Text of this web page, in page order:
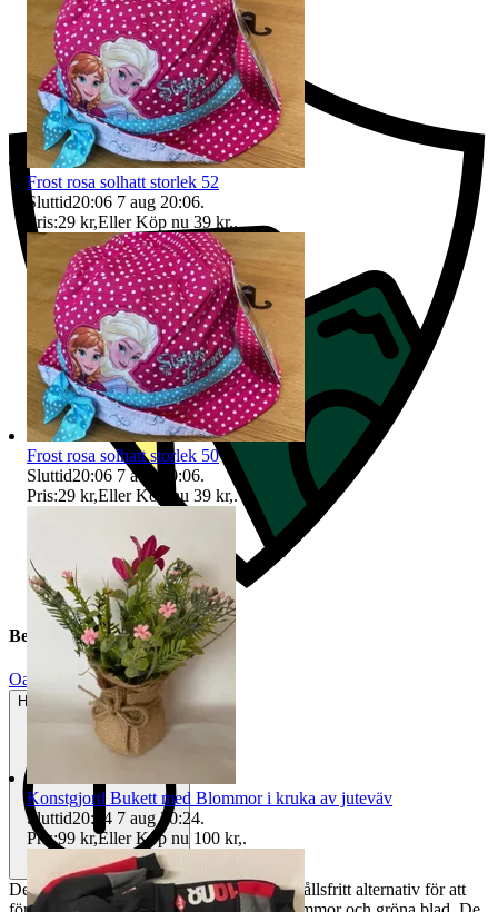
Ersättning om du inte får din vara
Beskrivning
Oanvänt
Helt ny och aldrig använd
Dessa konstgjorda anemoner är ett underhållsfritt alternativ för att
Frost rosa solhatt storlek 52
Sluttid20:06 7 aug 20:06.
Pris:29 kr,Eller Köp nu 39 kr,.
Frost rosa solhatt storlek 50
Sluttid20:06 7 aug 20:06.
Pris:29 kr,Eller Köp nu 39 kr,.
Konstgjord Bukett med Blommor i kruka av juteväv
Sluttid20:24 7 aug 20:24.
Pris:99 kr,Eller Köp nu 100 kr,.